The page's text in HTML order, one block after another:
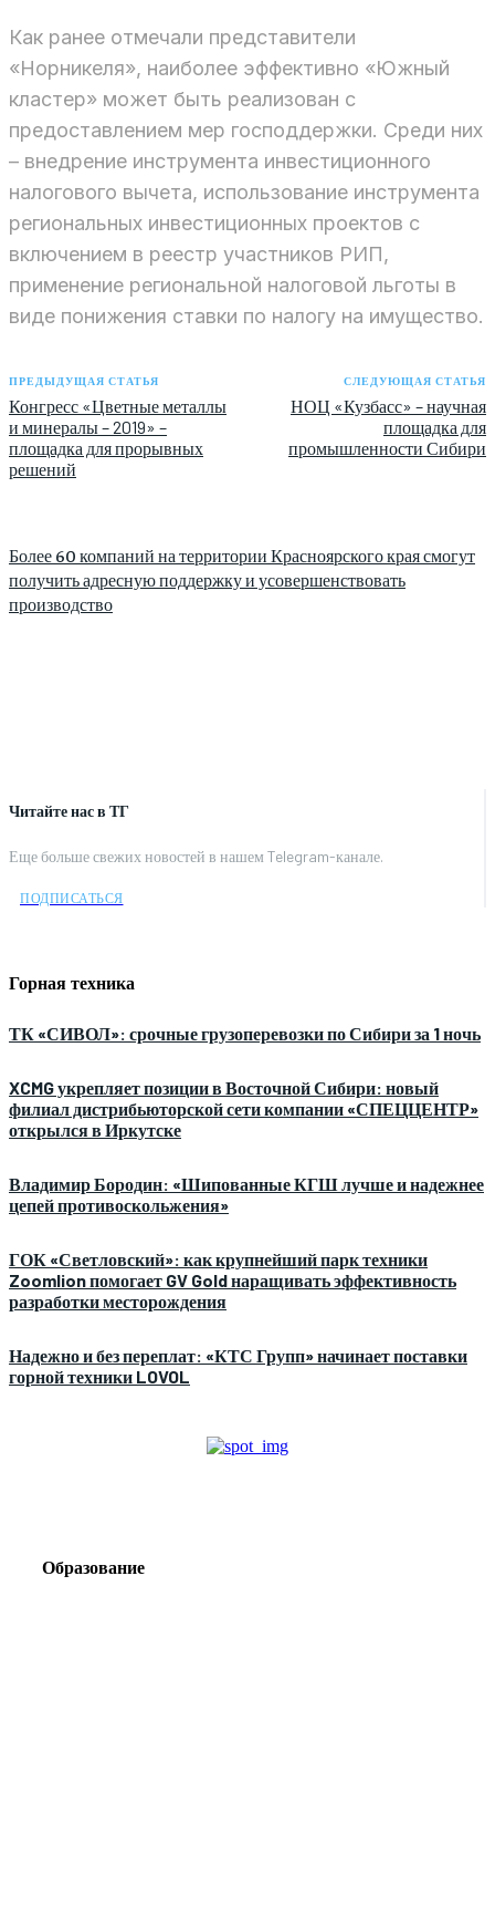
Читайте нас в ТГ
Еще больше свежих новостей в нашем Telegram-канале.
ПОДПИСАТЬСЯ
Горная техника
ТК «СИВОЛ»: срочные грузоперевозки по Сибири за 1 ночь
XCMG укрепляет позиции в Восточной Сибири: новый
филиал дистрибьюторской сети компании «СПЕЦЦЕНТР»
открылся в Иркутске
Владимир Бородин: «Шипованные КГШ лучше и надежнее
цепей противоскольжения»
ГОК «Светловский»: как крупнейший парк техники
Zoomlion помогает GV Gold наращивать эффективность
разработки месторождения
Надежно и без переплат: «КТС Групп» начинает поставки
горной техники LOVOL
Образование
Как ранее отмечали представители
«Норникеля», наиболее эффективно «Южный
кластер» может быть реализован с
предоставлением мер господдержки. Среди них
– внедрение инструмента инвестиционного
налогового вычета, использование инструмента
региональных инвестиционных проектов с
включением в реестр участников РИП,
применение региональной налоговой льготы в
виде понижения ставки по налогу на имущество.
ПРЕДЫДУЩАЯ СТАТЬЯ
Конгресс «Цветные металлы
и минералы – 2019» –
площадка для прорывных
решений
СЛЕДУЮЩАЯ СТАТЬЯ
НОЦ «Кузбасс» – научная
площадка для
промышленности Сибири
Более 60 компаний на территории Красноярского края смогут
получить адресную поддержку и усовершенствовать
производство